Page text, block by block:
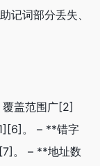
记词部分丢失、
盖范围广[2]
。 – **错字
。 – **地址数